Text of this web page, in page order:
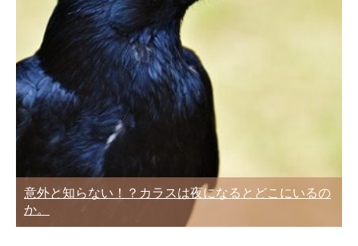
意外と知らない！？カラスは夜になるとどこにいるの
か。